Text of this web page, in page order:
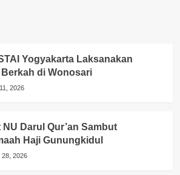
Yogyakarta Laksanakan
Berkah di Wonosari
2026
Darul Qur’an Sambut
Haji Gunungkidul
28, 2026